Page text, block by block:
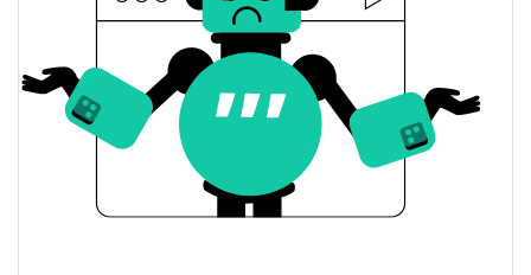
Вчерашнее изменение
Вчерашний объем $11 031,312
Meter Governance История цены
Мин. / макс цена за 7
$0,01123228 /